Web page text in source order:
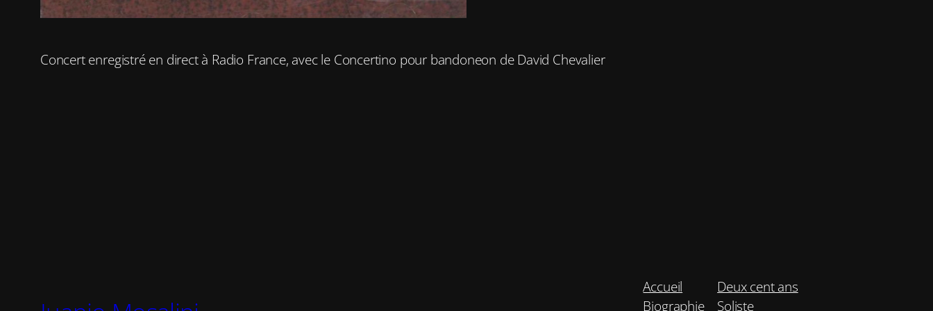
Concert enregistré en direct à Radio France, avec le Concertino pour bandoneon de David Chevalier
Accueil
Biographie
Deux cent ans
Soliste